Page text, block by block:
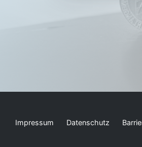
Impressum Datenschutz